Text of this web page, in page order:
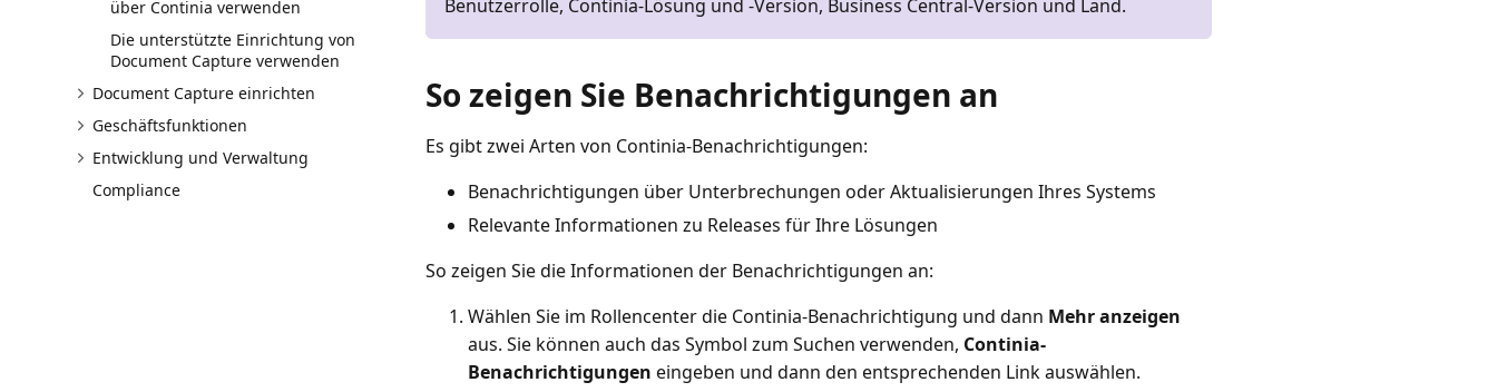
über Continia verwenden
Die unterstützte Einrichtung von
Document Capture verwenden
Document Capture einrichten
Geschäftsfunktionen
Entwicklung und Verwaltung
Compliance
Benutzerrolle, Continia-Lösung und -Version, Business Central-Version und Land.
So zeigen Sie Benachrichtigungen an
Es gibt zwei Arten von Continia-Benachrichtigungen:
Benachrichtigungen über Unterbrechungen oder Aktualisierungen Ihres Systems
Relevante Informationen zu Releases für Ihre Lösungen
So zeigen Sie die Informationen der Benachrichtigungen an:
Wählen Sie im Rollencenter die Continia-Benachrichtigung und dann Mehr anzeigen
aus. Sie können auch das Symbol zum Suchen verwenden, Continia-
Benachrichtigungen eingeben und dann den entsprechenden Link auswählen.